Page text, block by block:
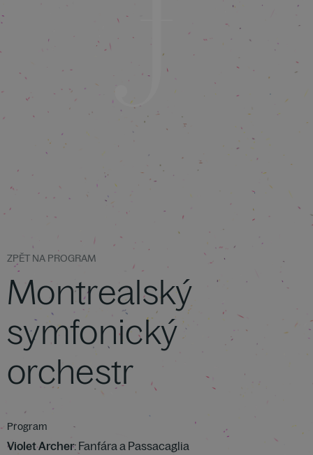
ZPĚT NA PROGRAM
Montrealský
symfonický
orchestr
Program
Violet Archer: Fanfára a Passacaglia